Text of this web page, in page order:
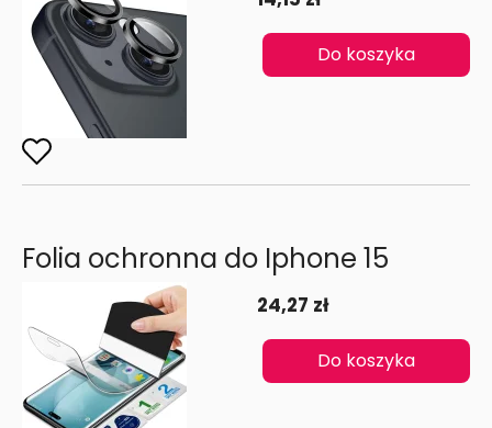
Do koszyka
Folia ochronna do Iphone 15
24,27 zł
Do koszyka